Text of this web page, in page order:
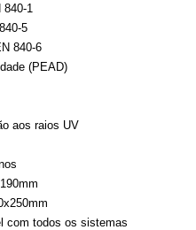
1
5
840-6
(PEAD)
aos raios UV
com todos os sistemas